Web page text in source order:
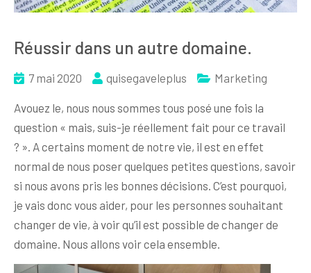
Réussir dans un autre domaine.
7 mai 2020 quisegaveleplus Marketing
Avouez le, nous nous sommes tous posé une fois la
question « mais, suis-je réellement fait pour ce travail
? ». A certains moment de notre vie, il est en effet
normal de nous poser quelques petites questions, savoir
si nous avons pris les bonnes décisions. C’est pourquoi,
je vais donc vous aider, pour les personnes souhaitant
changer de vie, à voir qu’il est possible de changer de
domaine. Nous allons voir cela ensemble.